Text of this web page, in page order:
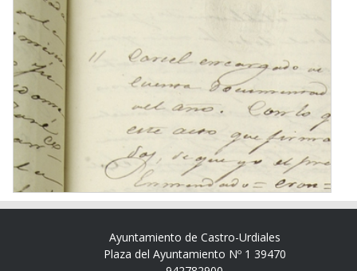
Ayuntamiento de Castro-Urdiales
Plaza del Ayuntamiento Nº 1 39470